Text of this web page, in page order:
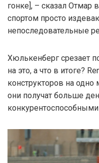
гонке], – сказал Отмар
спортом просто
непоследовательные
Хюлькенберг срезает
на это, а что в итоге?
конструкторов на одно
они получат больше